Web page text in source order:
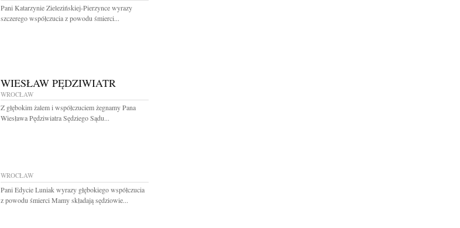
Pani Katarzynie Zielezińskiej-Pierzynce wyrazy
szczerego współczucia z powodu śmierci...
WIESŁAW PĘDZIWIATR
WROCŁAW
Z głębokim żalem i współczuciem żegnamy Pana
Wiesława Pędziwiatra Sędziego Sądu...
WROCŁAW
Pani Edycie Luniak wyrazy głębokiego współczucia
z powodu śmierci Mamy składają sędziowie...